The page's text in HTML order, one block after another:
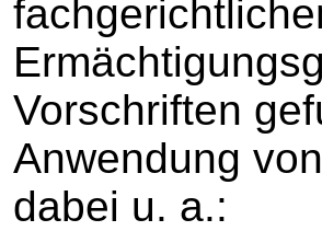
Vorschriften
Anwendung
dabei u. a.: